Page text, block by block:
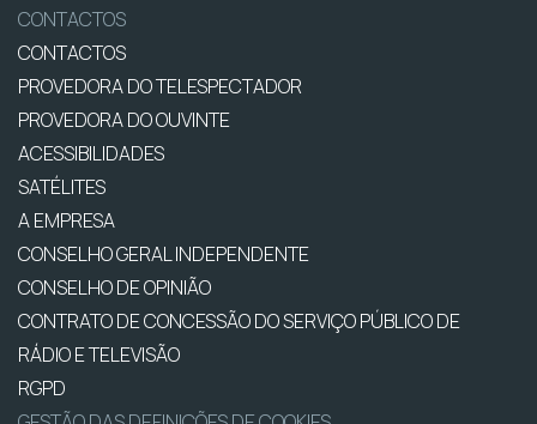
CONTACTOS
CONTACTOS
PROVEDORA DO TELESPECTADOR
PROVEDORA DO OUVINTE
ACESSIBILIDADES
SATÉLITES
A EMPRESA
CONSELHO GERAL INDEPENDENTE
CONSELHO DE OPINIÃO
CONTRATO DE CONCESSÃO DO SERVIÇO PÚBLICO DE
RÁDIO E TELEVISÃO
RGPD